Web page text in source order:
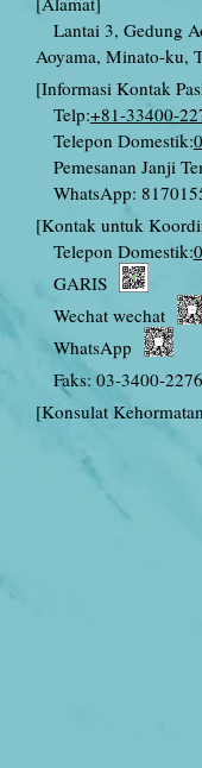
Lantai 3, Gedung
Aoyama, Minato-ku,
[Informasi Kontak
Telp:+81-33400-
Telepon Domestik:
Pemesanan Janji
WhatsApp:
[Kontak untuk
Telepon Domestik:
GARIS
Wechat wechat
WhatsApp
Faks: 03-3400-2276
[Konsulat